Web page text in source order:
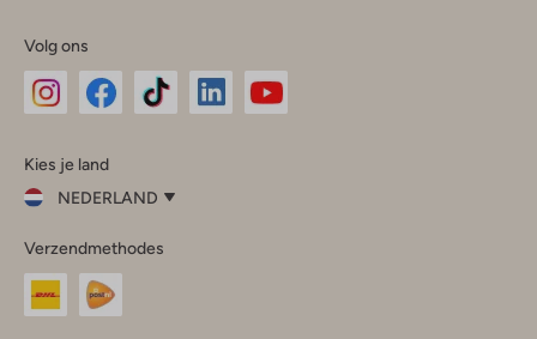
Volg ons
InstagramFacebook
Kies je land
NEDERLAND
je
land
Nederland
Verzendmethodes